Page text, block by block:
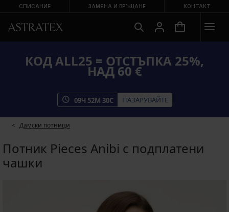
СПИСАНИЕ ЗАМЯНА И ВРЪЩАНЕ КОНТАКТ
КОД ALL25 = ОТСТЪПКА 25%,
НАД 60 €
09Ч 52М 30С ПАЗАРУВАЙТЕ
Дамски потници
Потник Pieces Anibi с подплатени
чашки